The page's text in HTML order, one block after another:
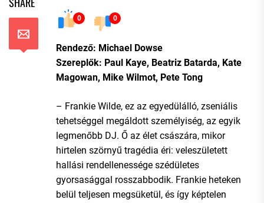
0 0
Rendező: Michael Dowse
Szereplők: Paul Kaye, Beatriz Batarda, Kate
Magowan, Mike Wilmot, Pete Tong
– Frankie Wilde, ez az egyedülálló, zseniális
tehetséggel megáldott személyiség, az egyik
legmenőbb DJ. Ő az élet császára, mikor
hirtelen szörnyű tragédia éri: veleszületett
hallási rendellenessége szédületes
gyorsasággal rosszabbodik. Frankie heteken
belül teljesen megsüketül, és így képtelen